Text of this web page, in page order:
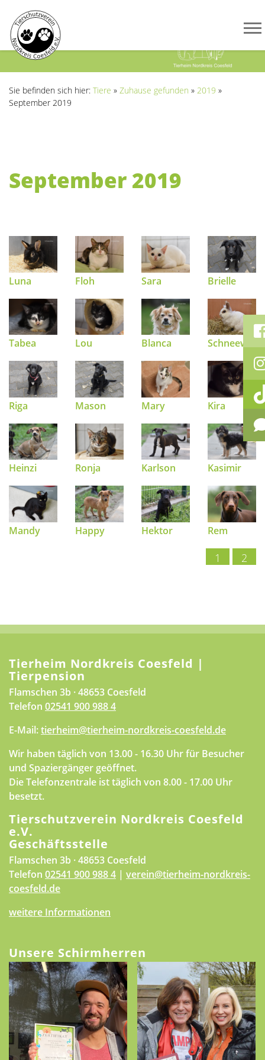
Sie befinden sich hier: Tiere » Zuhause gefunden » 2019 »
September 2019
September 2019
Luna Floh Sara Brielle
Tabea Lou Blanca
Riga Mason Mary Kira
Heinzi Ronja Karlson Kasimir
Mandy Happy Hektor Rem
1 2
Tierheim Nordkreis Coesfeld |
Tierpension
Flamschen 3b · 48653 Coesfeld
Telefon 02541 900 988 4
E-Mail:tierheim@tierheim-nordkreis-coesfeld.de
Wir haben täglich von 13.00 - 16.30 Uhr für Besucher
und Spaziergänger geöffnet.
Die Telefonzentrale ist täglich von 8.00 - 17.00 Uhr
besetzt.
Tierschutzverein Nordkreis Coesfeld
e.V.
Geschäftsstelle
Flamschen 3b · 48653 Coesfeld
Telefon 02541 900 988 4 | verein@tierheim-nordkreis-
coesfeld.de
weitere Informationen
Unsere Schirmherren